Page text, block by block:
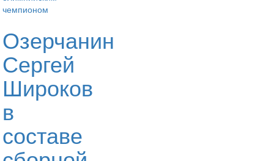
Озерчанин
Сергей
Широков
в
составе